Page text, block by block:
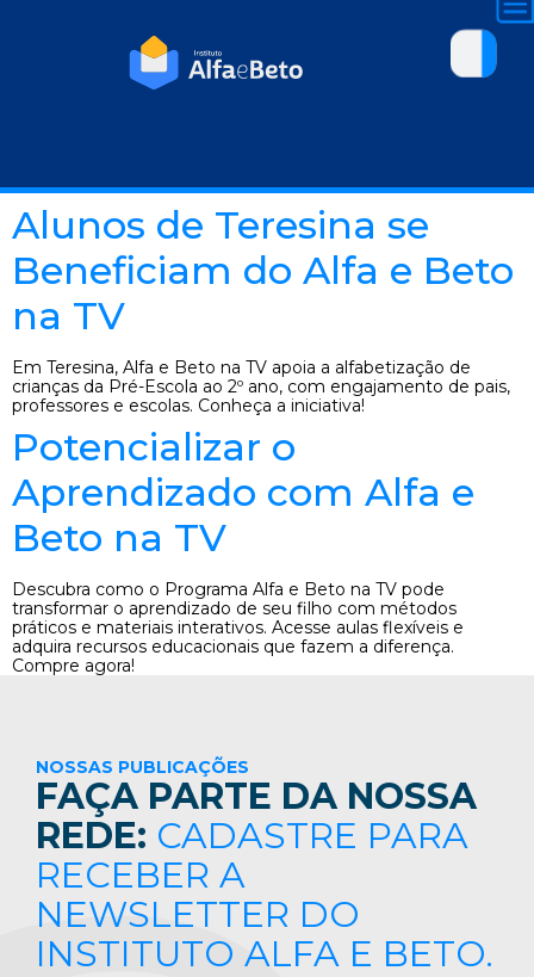
Alunos de Teresina se
Beneficiam do Alfa e Beto
na TV
Em Teresina, Alfa e Beto na TV apoia a alfabetização de
crianças da Pré-Escola ao 2º ano, com engajamento de pais,
professores e escolas. Conheça a iniciativa!
Potencializar o
Aprendizado com Alfa e
Beto na TV
Descubra como o Programa Alfa e Beto na TV pode
transformar o aprendizado de seu filho com métodos
práticos e materiais interativos. Acesse aulas flexíveis e
adquira recursos educacionais que fazem a diferença.
Compre agora!
NOSSAS PUBLICAÇÕES
FAÇA PARTE DA NOSSA
REDE: CADASTRE PARA
RECEBER A
NEWSLETTER DO
INSTITUTO ALFA E BETO.